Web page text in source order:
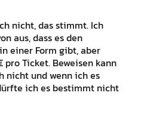
nicht, das stimmt. Ich
aus, dass es den
einer Form gibt, aber
pro Ticket. Beweisen kann
nicht und wenn ich es
ich es bestimmt nicht